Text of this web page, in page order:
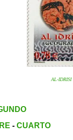
AL-IDRISI
- CUARTO